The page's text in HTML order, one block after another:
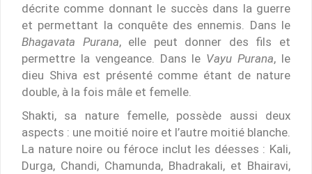
décrite comme donnant le succès dans la guerre
et permettant la conquête des ennemis. Dans le
Bhagavata Purana, elle peut donner des fils et
permettre la vengeance. Dans le Vayu Purana, le
dieu Shiva est présenté comme étant de nature
double, à la fois mâle et femelle.
Shakti, sa nature femelle, possède aussi deux
aspects : une moitié noire et l’autre moitié blanche.
La nature noire ou féroce inclut les déesses : Kali,
Durga, Chandi, Chamunda, Bhadrakali, et Bhairavi,